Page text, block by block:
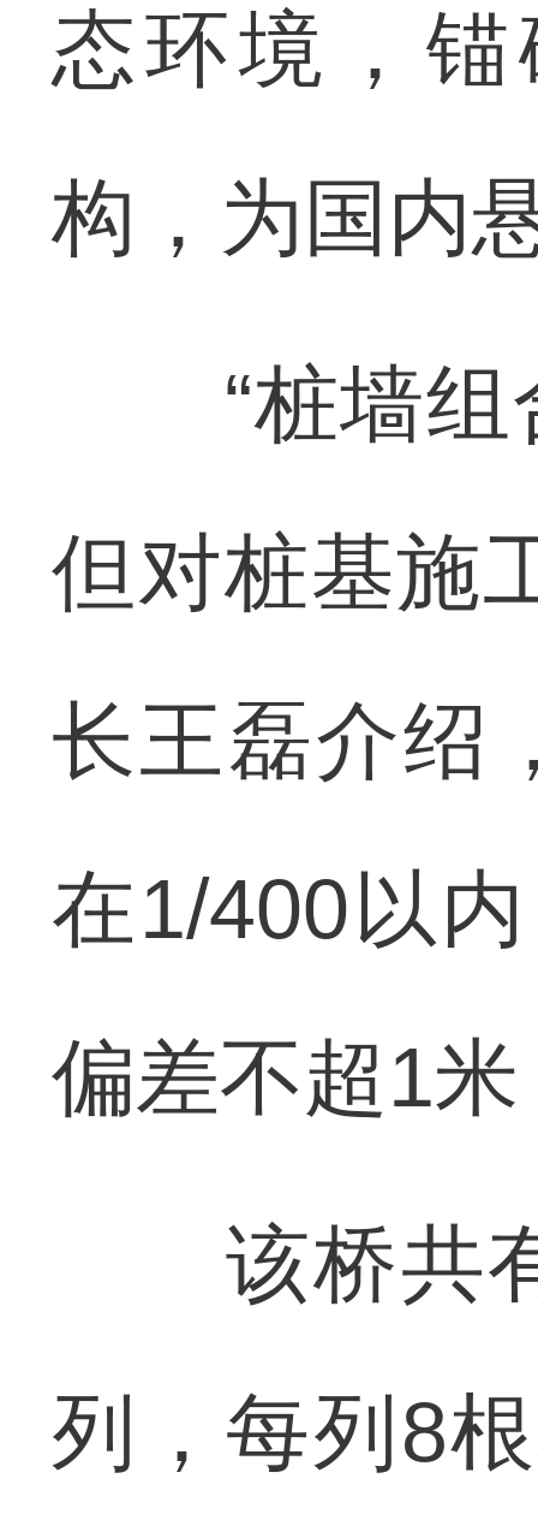
态环境，
构，为国内
“桩墙组
但对桩基施
长王磊介绍
在1/400以
偏差不超1
该桥共有
列，每列8